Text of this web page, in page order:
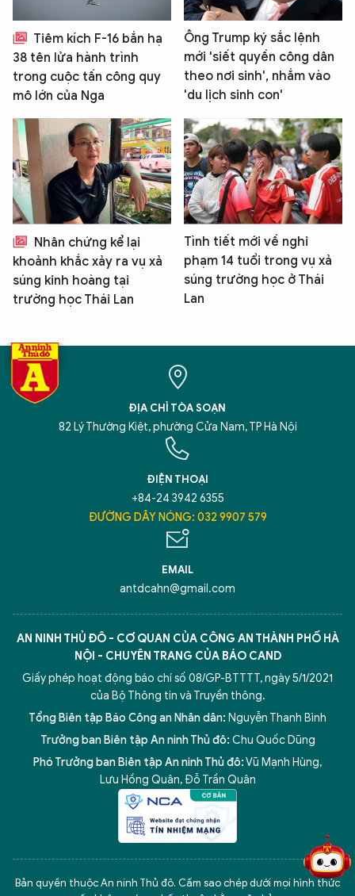
Tiêm kích F-16 bắn hạ
38 tên lửa hành trình
trong cuộc tấn công quy
mô lớn của Nga
Ông Trump ký sắc lệnh
mới 'siết quyền công dân
theo nơi sinh', nhắm vào
'du lịch sinh con'
Nhân chứng kể lại
khoảnh khắc xảy ra vụ xả
súng kinh hoàng tại
trường học Thái Lan
Tình tiết mới về nghi
phạm 14 tuổi trong vụ xả
súng trường học ở Thái
Lan
ĐỊA CHỈ TÒA SOẠN
82 Lý Thường Kiệt, phường Cửa Nam, TP Hà Nội
ĐIỆN THOẠI
+84-24 3942 6355
ĐƯỜNG DÂY NÓNG: 032 9907 579
EMAIL
antdcahn@gmail.com
AN NINH THỦ ĐÔ - CƠ QUAN CỦA CÔNG AN THÀNH PHỐ HÀ
NỘI - CHUYÊN TRANG CỦA BÁO CAND
Giấy phép hoạt động báo chí số 08/GP-BTTTT, ngày 5/1/2021
của Bộ Thông tin và Truyền thông.
Tổng Biên tập Báo Công an Nhân dân: Nguyễn Thanh Bình
Trưởng ban Biên tập An ninh Thủ đô: Chu Quốc Dũng
Phó Trưởng ban Biên tập An ninh Thủ đô:Vũ Mạnh Hùng,
Lưu Hồng Quân, Đỗ Trần Quân
Bản quyền thuộc An ninh Thủ đô. Cấm sao chép dưới mọi hình thức
5 điểm nghẽn của Hà Nội giải pháp xử lý điểm nghẽn của